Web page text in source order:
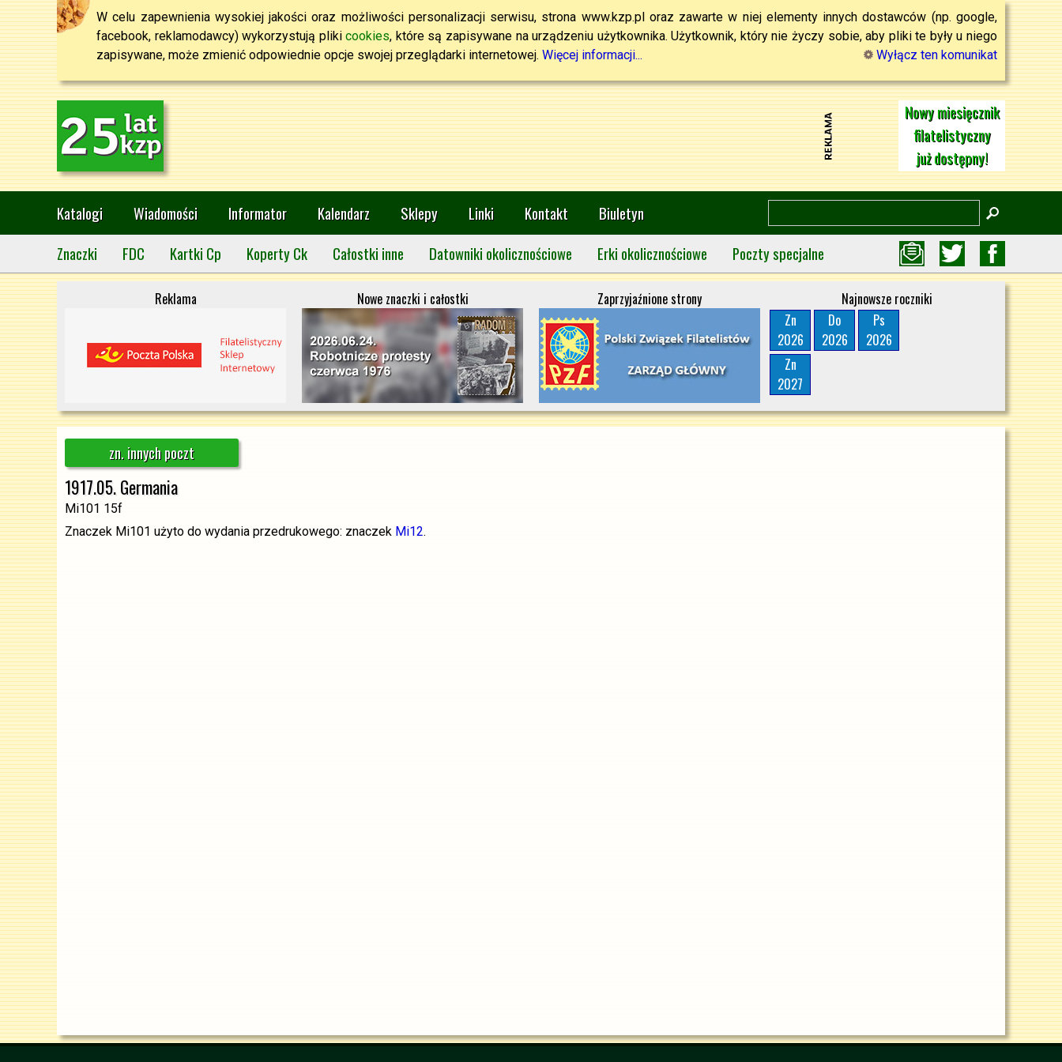
W celu zapewnienia wysokiej jakości oraz możliwości personalizacji serwisu, strona www.kzp.pl oraz zawarte w niej elementy innych dostawców (np. google,
facebook, reklamodawcy) wykorzystują plikicookies, które są zapisywane na urządzeniu użytkownika. Użytkownik, który nie życzy sobie, aby pliki te były u niego
zapisywane, może zmienić odpowiednie opcje swojej przeglądarki internetowej. Więcej informacji... Wyłącz ten komunikat
Nowy miesięcznik
filatelistyczny
już dostępny!
Katalogi Wiadomości Informator Kalendarz Sklepy Linki Kontakt
Biuletyn
Znaczki
FDC Kartki Cp Koperty Ck Całostki inne Datowniki okolicznościowe Erki okolicznościowe Poczty specjalne
Reklama Nowe znaczki i całostki Zaprzyjaźnione strony
Najnowsze roczniki
Zn
2026
Do
2026
Ps
2026
Zn
2027
zn. innych poczt
1917.05. Germania
Mi101 15f
Znaczek Mi101 użyto do wydania przedrukowego: znaczek Mi12.